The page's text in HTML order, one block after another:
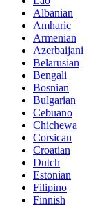
Albanian
Amharic
Armenian
Azerbaijani
Belarusian
Bengali
Bosnian
Bulgarian
Cebuano
Chichewa
Corsican
Croatian
Dutch
Estonian
Filipino
Finnish